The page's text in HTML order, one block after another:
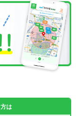
方は